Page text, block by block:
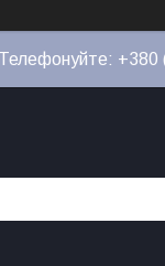
Телефонуйте: